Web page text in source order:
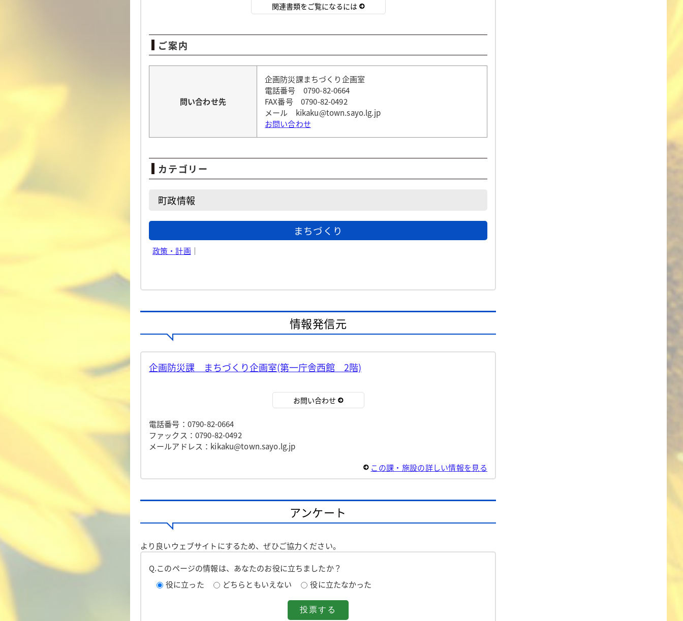
関連書類をご覧になるには
ご案内
問い合わせ先
企画防災課まちづくり企画室
電話番号 0790-82-0664
FAX番号 0790-82-0492
メール kikaku@town.sayo.lg.jp
お問い合わせ
カテゴリー
町政情報
まちづくり
政策・計画｜
情報発信元
企画防災課 まちづくり企画室(第一庁舎西館 2階)
お問い合わせ
電話番号：0790-82-0664
ファックス：0790-82-0492
メールアドレス：kikaku@town.sayo.lg.jp
この課・施設の詳しい情報を見る
アンケート
より良いウェブサイトにするため、ぜひご協力ください。
Q.このページの情報は、あなたのお役に立ちましたか？
役に立った
どちらともいえない 役に立たなかった